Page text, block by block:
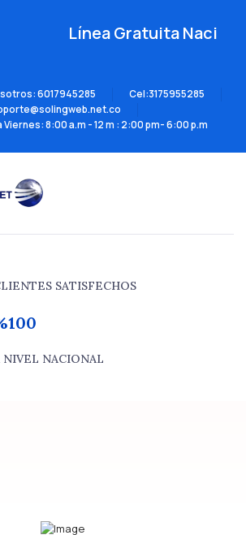
Línea Gratuita Nacional
6017945285
Cel:3175955285
8:00 a.m - 12 m : 2:00 pm- 6:00 p.m
SATISFECHOS
NIVEL NACIONAL